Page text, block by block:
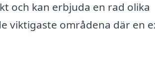
och kan erbjuda en rad olika
viktigaste områdena där en